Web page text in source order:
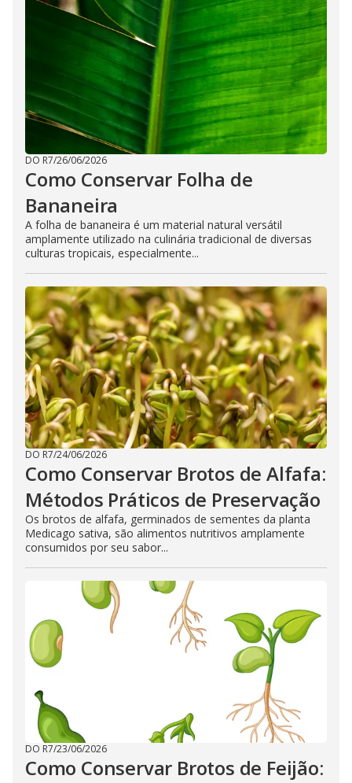
DO R7/26/06/2026
Como Conservar Folha de
Bananeira
A folha de bananeira é um material natural versátil
amplamente utilizado na culinária tradicional de diversas
culturas tropicais, especialmente...
DO R7/24/06/2026
Como Conservar Brotos de Alfafa:
Métodos Práticos de Preservação
Os brotos de alfafa, germinados de sementes da planta
Medicago sativa, são alimentos nutritivos amplamente
consumidos por seu sabor...
DO R7/23/06/2026
Como Conservar Brotos de Feijão: